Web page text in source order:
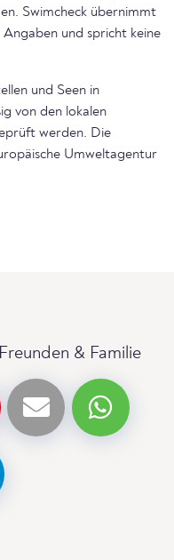
Swimcheck übernimmt
und spricht keine
und Seen in
von den lokalen
werden. Die
Umweltagentur
& Familie